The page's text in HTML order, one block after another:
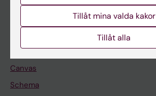
Kalender
Ladok
Canvas
Schema
Tillåt mina valda kakor
Tillåt alla